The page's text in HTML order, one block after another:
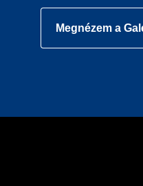
Megnézem a